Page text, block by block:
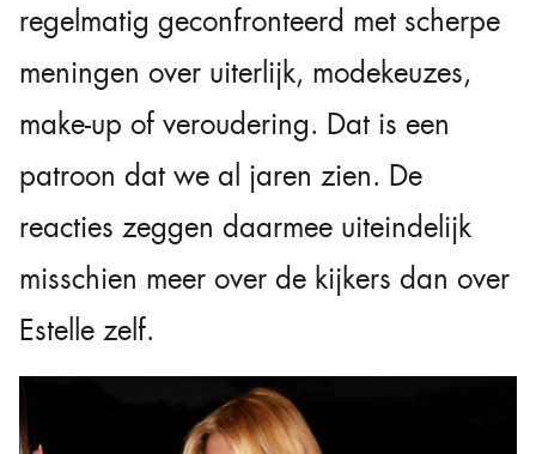
regelmatig geconfronteerd met scherpe
meningen over uiterlijk, modekeuzes,
make-up of veroudering. Dat is een
patroon dat we al jaren zien. De
reacties zeggen daarmee uiteindelijk
misschien meer over de kijkers dan over
Estelle zelf.